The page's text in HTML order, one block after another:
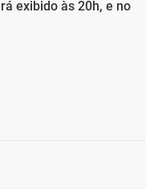
exibido às 20h, e no